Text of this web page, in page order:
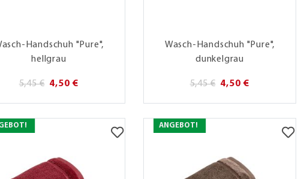
Handschuh "Pure",
hellgrau
5,45 € 4,50 €
Wasch-Handschuh "Pure",
dunkelgrau
5,45 € 4,50 €
ANGEBOT!